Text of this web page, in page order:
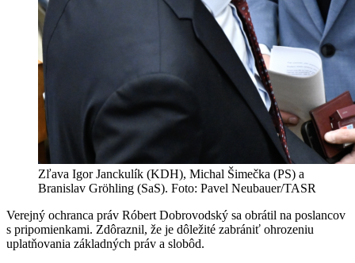
Zľava Igor Janckulík (KDH), Michal Šimečka (PS) a
Branislav Gröhling (SaS). Foto: Pavel Neubauer/TASR
Verejný ochranca práv Róbert Dobrovodský sa obrátil na poslancov
s pripomienkami. Zdôraznil, že je dôležité zabrániť ohrozeniu
uplatňovania základných práv a slobôd.